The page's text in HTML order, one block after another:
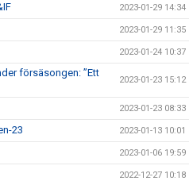
2023-01-29 14:34
2023-01-29 11:35
2023-01-24 10:37
försäsongen: ”Ett
2023-01-23 15:12
2023-01-23 08:33
23 2023-01-13 10:01
2023-01-06 19:59
2022-12-27 10:18